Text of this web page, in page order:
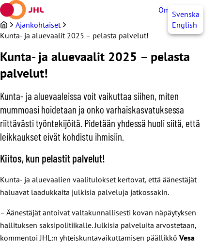
Siirry
sisältöön
OmaJHLSvenska
English
Ajankohtaiset
Kunta- ja aluevaalit 2025 – pelasta palvelut!
Kunta- ja aluevaalit 2025 – pelasta
palvelut!
Kunta- ja aluevaaleissa voit vaikuttaa siihen, miten
mummoasi hoidetaan ja onko varhaiskasvatuksessa
riittävästi työntekijöitä. Pidetään yhdessä huoli siitä, että
leikkaukset eivät kohdistu ihmisiin.
Kiitos, kun pelastit palvelut!
Kunta- ja aluevaalien vaalitulokset kertovat, että äänestäjät
haluavat laadukkaita julkisia palveluja jatkossakin.
– Äänestäjät antoivat valtakunnallisesti kovan näpäytyksen
hallituksen saksipolitiikalle. Julkisia palveluita arvostetaan,
kommentoi JHL:n yhteiskuntavaikuttamisen päällikkö Vesa